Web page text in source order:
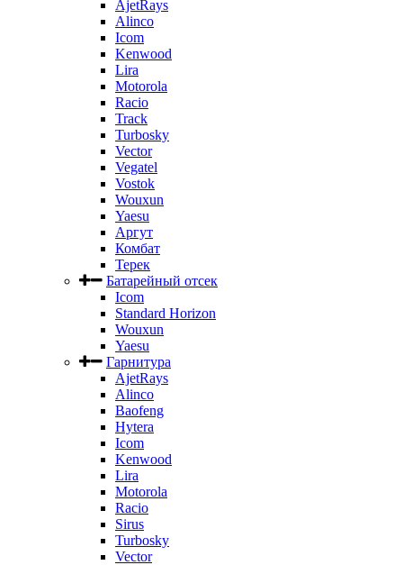
AjetRays
Alinco
Icom
Kenwood
Lira
Motorola
Racio
Track
Turbosky
Vector
Vegatel
Vostok
Wouxun
Yaesu
Аргут
Комбат
Терек
Батарейный отсек
Icom
Standard Horizon
Wouxun
Yaesu
Гарнитура
AjetRays
Alinco
Baofeng
Hytera
Icom
Kenwood
Lira
Motorola
Racio
Sirus
Turbosky
Vector